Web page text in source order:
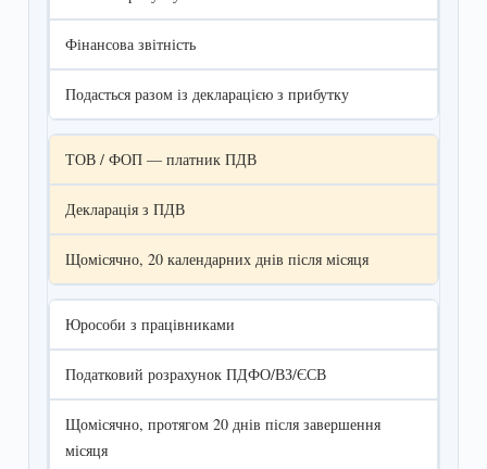
Фінансова звітність
Подасться разом із декларацією з прибутку
ТОВ / ФОП — платник ПДВ
Декларація з ПДВ
Щомісячно, 20 календарних днів після місяця
Юрособи з працівниками
Податковий розрахунок ПДФО/ВЗ/ЄСВ
Щомісячно, протягом 20 днів після завершення
місяця